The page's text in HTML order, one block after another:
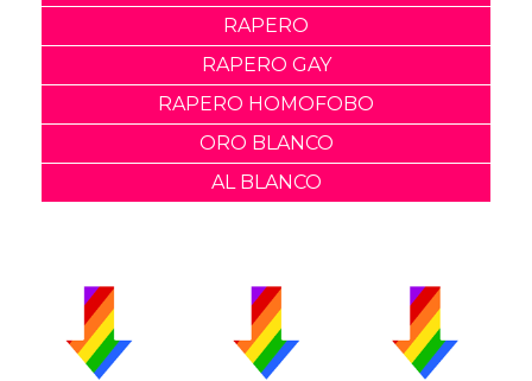
RAPERO
RAPERO GAY
RAPERO HOMOFOBO
ORO BLANCO
AL BLANCO